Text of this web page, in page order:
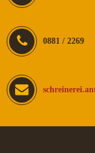
0881 / 2269